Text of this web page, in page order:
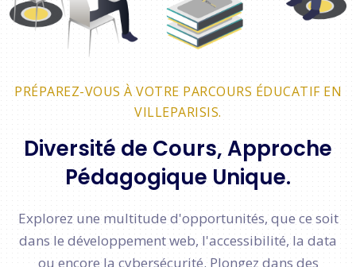
PRÉPAREZ-VOUS À VOTRE PARCOURS ÉDUCATIF EN
VILLEPARISIS.
Diversité de Cours, Approche
Pédagogique Unique.
Explorez une multitude d'opportunités, que ce soit
dans le développement web, l'accessibilité, la data
ou encore la cybersécurité. Plongez dans des